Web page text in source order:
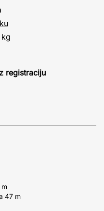
kg
registraciju
m
47 m